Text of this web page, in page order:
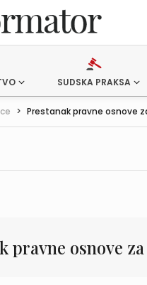
SUDSKA PRAKSA
> Prestanak pravne osnove
pravne osnove